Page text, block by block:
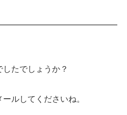
たでしょうか？
ルしてくださいね。